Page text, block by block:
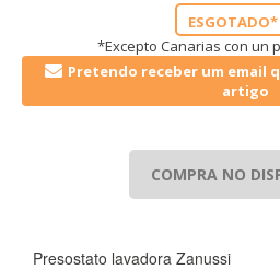
ESGOTADO*
*Excepto Canarias con un
Pretendo receber um email
artigo
COMPRA NO
Presostato lavadora Zanussi